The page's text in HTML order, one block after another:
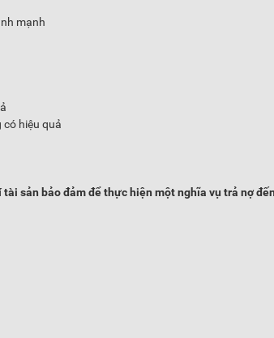
mạnh
hiệu quả
sản bảo đảm để thực hiện một nghĩa vụ trả nợ